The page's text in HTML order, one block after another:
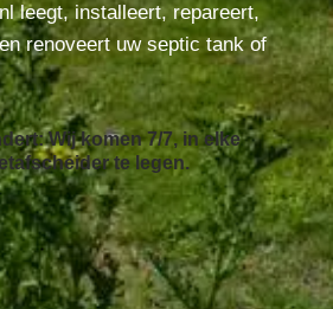
leegt, installeert, repareert,
renoveert uw septic tank of
Wij komen 7/7, in elke
te legen.